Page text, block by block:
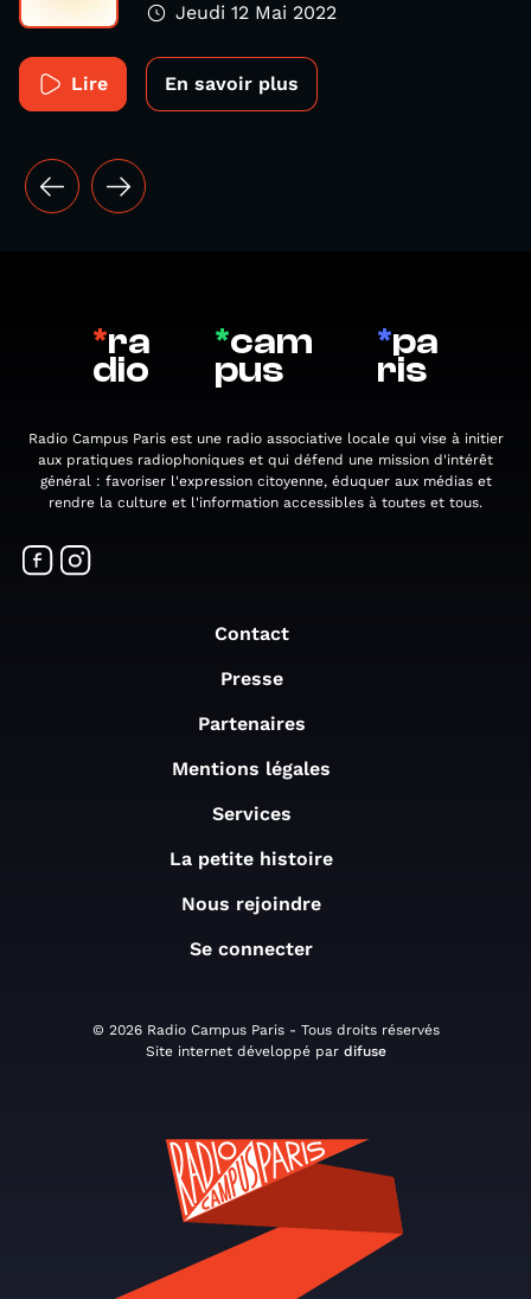
Jeudi 12 Mai 2022
Lire En savoir plus
*ra
dio
*cam
pus
*pa
ris
Radio Campus Paris est une radio associative locale qui vise à initier
aux pratiques radiophoniques et qui défend une mission d'intérêt
général : favoriser l'expression citoyenne, éduquer aux médias et
rendre la culture et l'information accessibles à toutes et tous.
Contact
Presse
Partenaires
Mentions légales
Services
La petite histoire
Nous rejoindre
Se connecter
© 2026 Radio Campus Paris - Tous droits réservés
Site internet développé par difuse